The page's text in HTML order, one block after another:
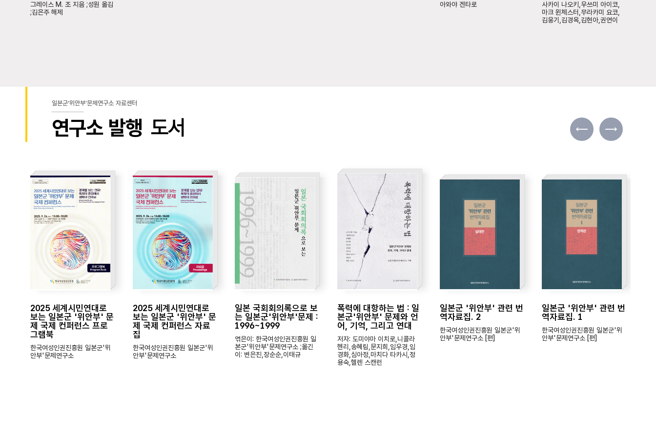
그레이스 M. 조 지음 ;성원 옮김
;김은주 해제
아와야 겐타로
사카이 나오키,우쓰미 아이코,
마크 윈체스터,무라카미 요코,
김웅기,김경옥,김현아,권연이
일본군’위안부’문제연구소 자료센터
연구소 발행 도서
2025 세계시민연대로
보는 일본군 '위안부' 문
제 국제 컨퍼런스 프로
그램북
한국여성인권진흥원 일본군'위
안부'문제연구소
2025 세계시민연대로
보는 일본군 '위안부' 문
제 국제 컨퍼런스 자료
집
한국여성인권진흥원 일본군'위
안부'문제연구소
일본 국회회의록으로 보
는 일본군'위안부'문제 :
1996~1999
엮은이: 한국여성인권진흥원 일
본군'위안부'문제연구소 ;옮긴
이: 변은진,장순순,이태규
폭력에 대항하는 법 : 일
본군'위안부' 문제와 언
어, 기억, 그리고 연대
저자: 도미야마 이치로,니콜라
헨리,송혜림,문지희,임우경,임
경화,심아정,마치다 타카시,정
용숙,헬렌 스캔런
일본군 '위안부' 관련 번
역자료집. 2
한국여성인권진흥원 일본군'위
안부'문제연구소 [편]
일본군 '위안부' 관련 번
역자료집. 1
한국여성인권진흥원 일본군'위
안부'문제연구소 [편]